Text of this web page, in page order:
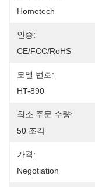
Hometech
인증:
CE/FCC/RoHS
모델 번호:
HT-890
최소 주문 수량:
50 조각
가격:
Negotiation